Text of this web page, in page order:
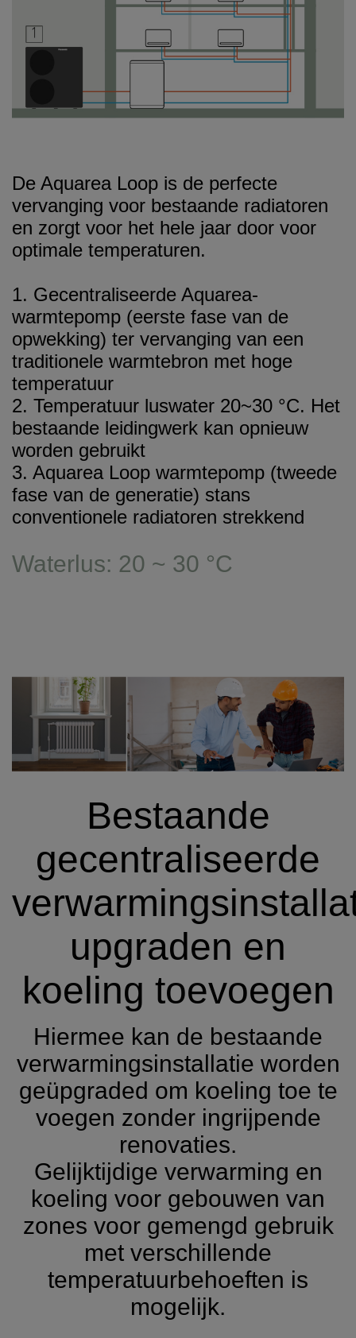
De Aquarea Loop is de perfecte
vervanging voor bestaande radiatoren
en zorgt voor het hele jaar door voor
optimale temperaturen.
1. Gecentraliseerde Aquarea-
warmtepomp (eerste fase van de
opwekking) ter vervanging van een
traditionele warmtebron met hoge
temperatuur
2. Temperatuur luswater 20~30 °C. Het
bestaande leidingwerk kan opnieuw
worden gebruikt
3. Aquarea Loop warmtepomp (tweede
fase van de generatie) stans
conventionele radiatoren strekkend
Waterlus: 20 ~ 30 °C
Bestaande
gecentraliseerde
upgraden en
koeling toevoegen
Hiermee kan de bestaande
verwarmingsinstallatie worden
geüpgraded om koeling toe te
voegen zonder ingrijpende
renovaties.
Gelijktijdige verwarming en
koeling voor gebouwen van
zones voor gemengd gebruik
met verschillende
temperatuurbehoeften is
mogelijk.